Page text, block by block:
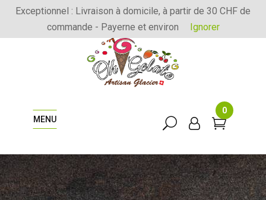
Exceptionnel : Livraison à domicile, à partir de 30 CHF de
commande - Payerne et environ
Ignorer
MENU
0